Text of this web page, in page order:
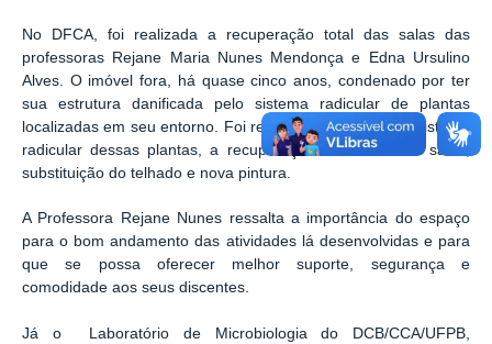
No DFCA, foi realizada a recuperação total das salas das
professoras Rejane Maria Nunes Mendonça e Edna Ursulino
Alves. O imóvel fora, há quase cinco anos, condenado por ter
sua estrutura danificada pelo sistema radicular de plantas
localizadas em seu entorno. Foi realizado o controle do sistema
radicular dessas plantas, a recuperação estrutural das salas,
substituição do telhado e nova pintura.
A Professora Rejane Nunes ressalta a importância do espaço
para o bom andamento das atividades lá desenvolvidas e para
que se possa oferecer melhor suporte, segurança e
comodidade aos seus discentes.
Já o Laboratório de Microbiologiado DCB/CCA/UFPB,